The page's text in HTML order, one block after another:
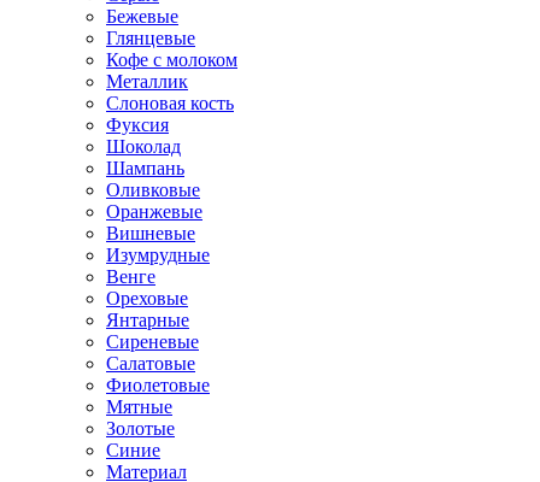
Бежевые
Глянцевые
Кофе с молоком
Металлик
Слоновая кость
Фуксия
Шоколад
Шампань
Оливковые
Оранжевые
Вишневые
Изумрудные
Венге
Ореховые
Янтарные
Сиреневые
Салатовые
Фиолетовые
Мятные
Золотые
Синие
Материал